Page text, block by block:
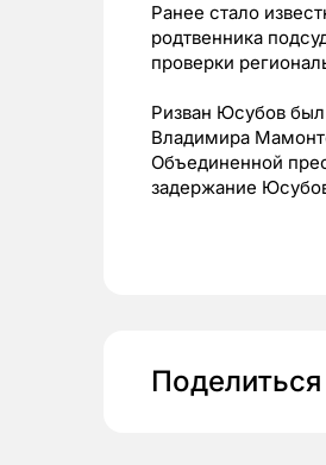
Ранее стало
родтвенника
проверки
Ризван Юсубов
Владимира
Объединенной
задержание